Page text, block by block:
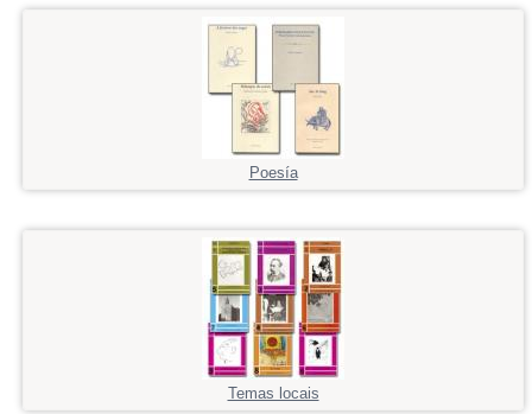
Poesía
Temas locais